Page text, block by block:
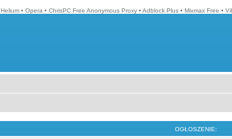
Helium • Opera • ChrisPC Free Anonymous Proxy • Adblock Plus • Mixmax Free •
OGŁOSZENIE: